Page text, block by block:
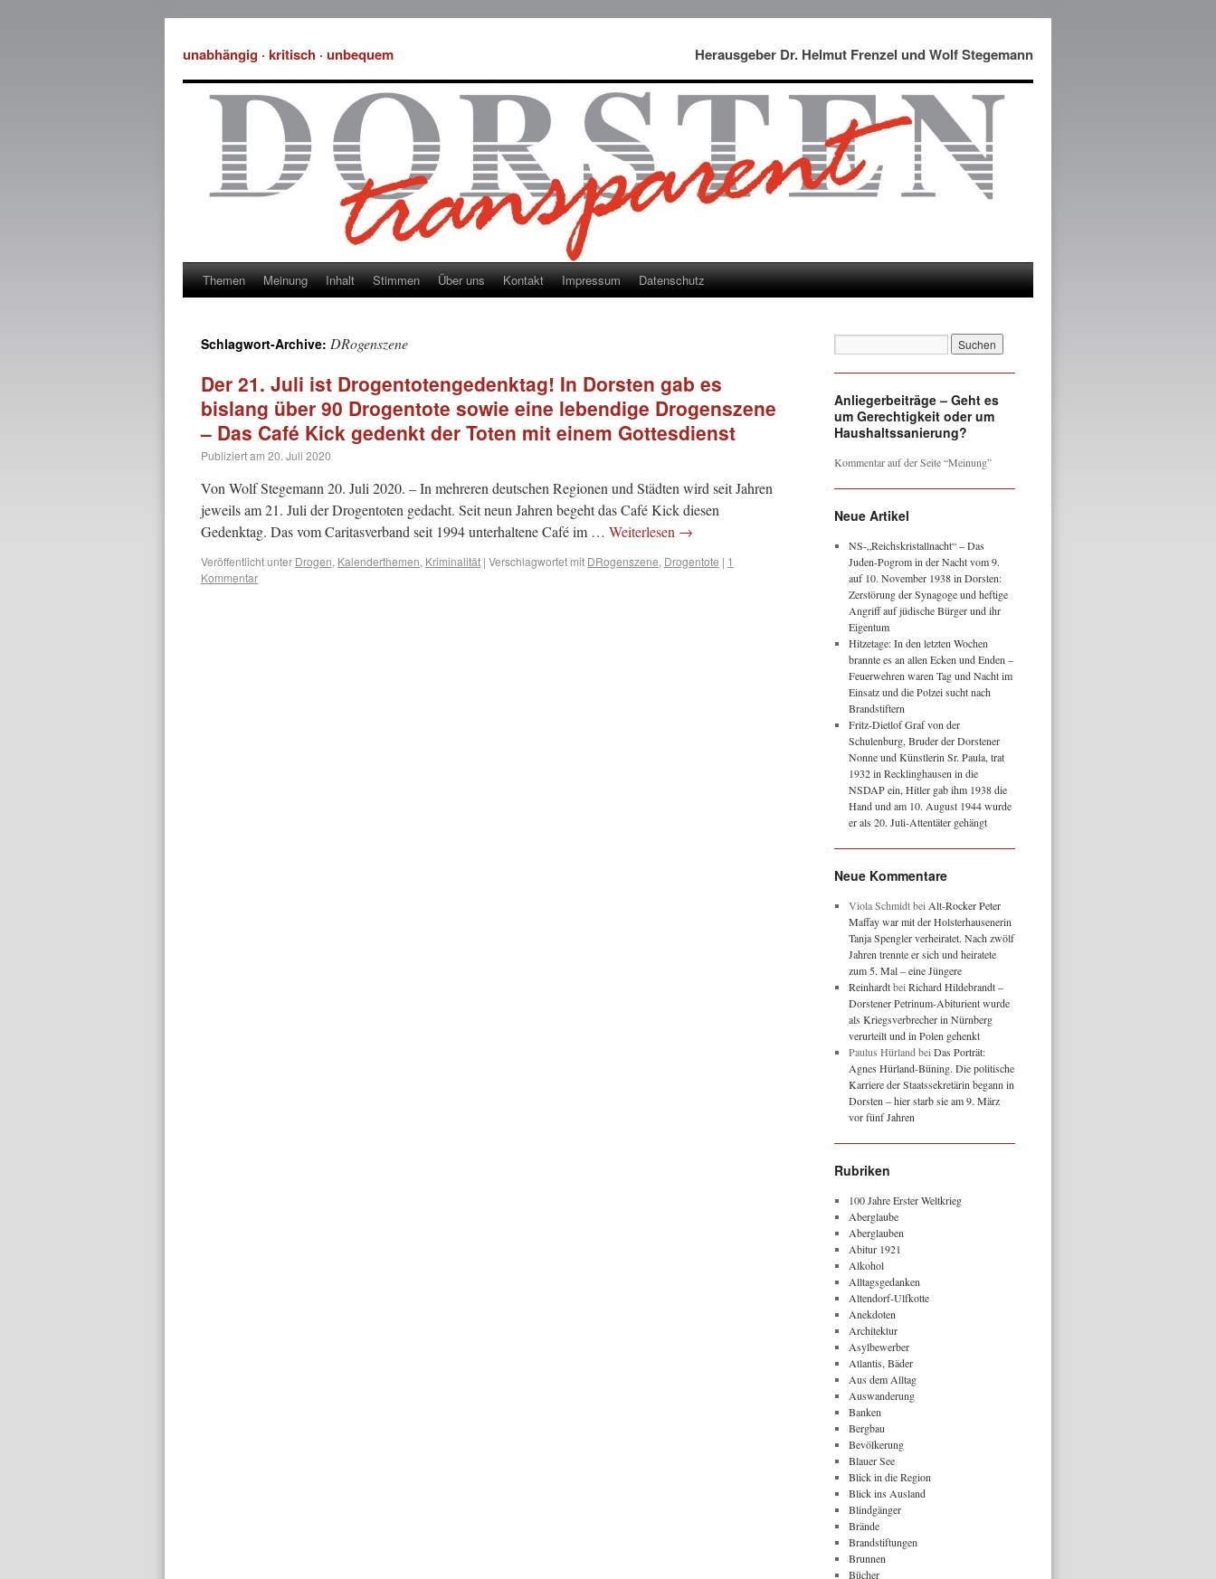
unabhängig · kritisch · unbequem Herausgeber Dr. Helmut Frenzel und Wolf Stegemann
Themen Meinung Inhalt Stimmen Über uns Kontakt Impressum Datenschutz
Schlagwort-Archive: DRogenszene
Der 21. Juli ist Drogentotengedenktag! In Dorsten gab es
bislang über 90 Drogentote sowie eine lebendige Drogenszene
– Das Café Kick gedenkt der Toten mit einem Gottesdienst
Publiziert am 20. Juli 2020
Von Wolf Stegemann 20. Juli 2020. – In mehreren deutschen Regionen und Städten wird seit Jahren
jeweils am 21. Juli der Drogentoten gedacht. Seit neun Jahren begeht das Café Kick diesen
Gedenktag. Das vom Caritasverband seit 1994 unterhaltene Café im … Weiterlesen →
Veröffentlicht unter Drogen, Kalenderthemen, Kriminalität | Verschlagwortet mit DRogenszene, Drogentote | 1
Kommentar
Anliegerbeiträge – Geht es
um Gerechtigkeit oder um
Haushaltssanierung?
Kommentar auf der Seite “Meinung”
Neue Artikel
NS-„Reichskristallnacht“ – Das
Juden-Pogrom in der Nacht vom 9.
auf 10. November 1938 in Dorsten:
Zerstörung der Synagoge und heftige
Angriff auf jüdische Bürger und ihr
Eigentum
Hitzetage: In den letzten Wochen
brannte es an allen Ecken und Enden –
Feuerwehren waren Tag und Nacht im
Einsatz und die Polzei sucht nach
Brandstiftern
Fritz-Dietlof Graf von der
Schulenburg, Bruder der Dorstener
Nonne und Künstlerin Sr. Paula, trat
1932 in Recklinghausen in die
NSDAP ein, Hitler gab ihm 1938 die
Hand und am 10. August 1944 wurde
er als 20. Juli-Attentäter gehängt
Neue Kommentare
Viola Schmidtbei Alt-Rocker Peter
Maffay war mit der Holsterhausenerin
Tanja Spengler verheiratet. Nach zwölf
Jahren trennte er sich und heiratete
zum 5. Mal – eine Jüngere
Reinhardtbei Richard Hildebrandt –
Dorstener Petrinum-Abiturient wurde
als Kriegsverbrecher in Nürnberg
verurteilt und in Polen gehenkt
Paulus Hürland bei Das Porträt:
Agnes Hürland-Büning. Die politische
Karriere der Staatssekretärin begann in
Dorsten – hier starb sie am 9. März
vor fünf Jahren
Rubriken
100 Jahre Erster Weltkrieg
Aberglaube
Aberglauben
Abitur 1921
Alkohol
Alltagsgedanken
Altendorf-Ulfkotte
Anekdoten
Architektur
Asylbewerber
Atlantis, Bäder
Aus dem Alltag
Auswanderung
Banken
Bergbau
Bevölkerung
Blauer See
Blick in die Region
Blick ins Ausland
Blindgänger
Brände
Brandstiftungen
Brunnen
Bücher